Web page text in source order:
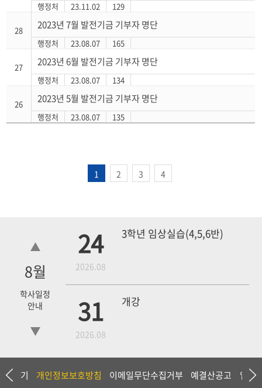
행정처 23.11.02 129
28 2023년 7월 발전기금 기부자 명단
행정처 23.08.07 165
27 2023년 6월 발전기금 기부자 명단
행정처 23.08.07 134
26 2023년 5월 발전기금 기부자 명단
행정처 23.08.07 135
1 2 3 4
8월
학사일정
안내
24
2026.08
3학년 임상실습(4,5,6반)
31
2026.08
개강
18 4학년 1차 모의고사
담하기 개인정보보호방침 이메일무단수집거부 예결산공고 입찰